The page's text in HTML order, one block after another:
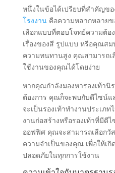
หนึ่งในข้อได้เปรียบที่สำคัญขอ
โรงงานคือความหลากหลายข
เลือกแบบที่ตอบโจทย์ความต้อ
เรื่องของสี รูปแบบ หรือคุณส
ความทนทานสูง คุณสามารถเ
ใช้งานของคุณได้โดยง่าย
หากคุณกำลังมองหารองเท้านิ
ต้องการ คุณก็จะพบกับดีไซน์แ
จะเป็นรองเท้าทำงานประเภ
งานก่อสร้างหรือรองเท้าที่มีดี
ออฟฟิศ คุณจะสามารถเลือก
ความจำเป็นของคุณ เพื่อให้เ
ปลอดภัยในทุกการใช้งาน